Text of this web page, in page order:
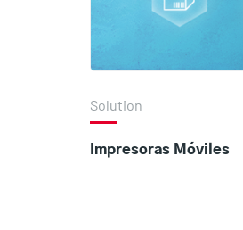
Solution
Impresoras Móviles